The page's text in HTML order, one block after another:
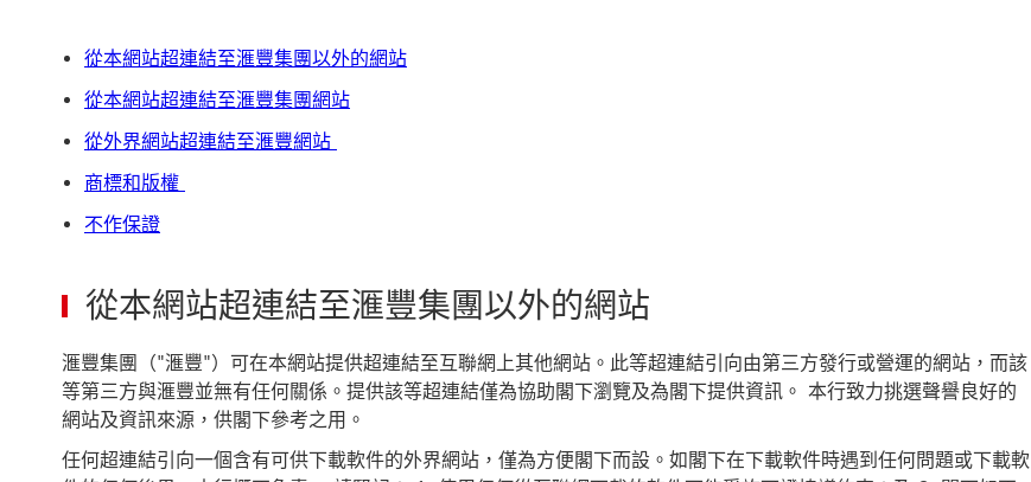
從本網站超連結至滙豐集團以外的網站
從本網站超連結至滙豐集團網站
從外界網站超連結至滙豐網站
商標和版權
不作保證
從本網站超連結至滙豐集團以外的網站
滙豐集團（"滙豐"）可在本網站提供超連結至互聯網上其他網站。此等超連結引向由第三方發行或營運的網站，而該
等第三方與滙豐並無有任何關係。提供該等超連結僅為協助閣下瀏覽及為閣下提供資訊。 本行致力挑選聲譽良好的
網站及資訊來源，供閣下參考之用。
任何超連結引向一個含有可供下載軟件的外界網站，僅為方便閣下而設。如閣下在下載軟件時遇到任何問題或下載軟